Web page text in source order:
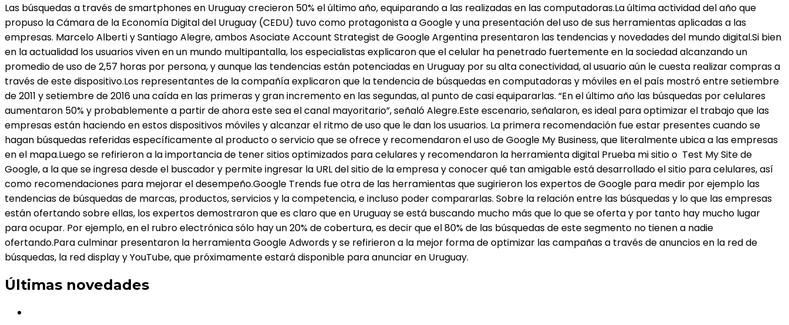
Las búsquedas a través de smartphones en Uruguay crecieron 50% el último año, equiparando a las realizadas en las computadoras.La última actividad del año que
propuso la Cámara de la Economía Digital del Uruguay (CEDU) tuvo como protagonista a Google y una presentación del uso de sus herramientas aplicadas a las
empresas. Marcelo Alberti y Santiago Alegre, ambos Asociate Account Strategist de Google Argentina presentaron las tendencias y novedades del mundo digital.Si bien
en la actualidad los usuarios viven en un mundo multipantalla, los especialistas explicaron que el celular ha penetrado fuertemente en la sociedad alcanzando un
promedio de uso de 2,57 horas por persona, y aunque las tendencias están potenciadas en Uruguay por su alta conectividad, al usuario aún le cuesta realizar compras a
través de este dispositivo.Los representantes de la compañía explicaron que la tendencia de búsquedas en computadoras y móviles en el país mostró entre setiembre
de 2011 y setiembre de 2016 una caída en las primeras y gran incremento en las segundas, al punto de casi equipararlas. “En el último año las búsquedas por celulares
aumentaron 50% y probablemente a partir de ahora este sea el canal mayoritario”, señaló Alegre.Este escenario, señalaron, es ideal para optimizar el trabajo que las
empresas están haciendo en estos dispositivos móviles y alcanzar el ritmo de uso que le dan los usuarios. La primera recomendación fue estar presentes cuando se
hagan búsquedas referidas específicamente al producto o servicio que se ofrece y recomendaron el uso de Google My Business, que literalmente ubica a las empresas
en el mapa.Luego se refirieron a la importancia de tener sitios optimizados para celulares y recomendaron la herramienta digital Prueba mi sitio o Test My Site de
Google, a la que se ingresa desde el buscador y permite ingresar la URL del sitio de la empresa y conocer qué tan amigable está desarrollado el sitio para celulares, así
como recomendaciones para mejorar el desempeño.Google Trends fue otra de las herramientas que sugirieron los expertos de Google para medir por ejemplo las
tendencias de búsquedas de marcas, productos, servicios y la competencia, e incluso poder compararlas. Sobre la relación entre las búsquedas y lo que las empresas
están ofertando sobre ellas, los expertos demostraron que es claro que en Uruguay se está buscando mucho más que lo que se oferta y por tanto hay mucho lugar
para ocupar. Por ejemplo, en el rubro electrónica sólo hay un 20% de cobertura, es decir que el 80% de las búsquedas de este segmento no tienen a nadie
ofertando.Para culminar presentaron la herramienta Google Adwords y se refirieron a la mejor forma de optimizar las campañas a través de anuncios en la red de
búsquedas, la red display y YouTube, que próximamente estará disponible para anunciar en Uruguay.
Últimas novedades